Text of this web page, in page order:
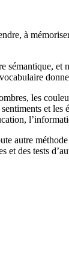
à
sémantique,
les
et
autre
et des tests